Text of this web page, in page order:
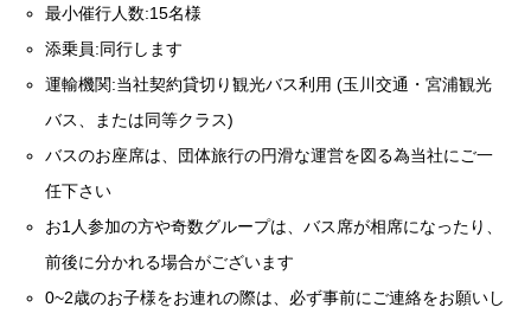
最小催行人数:15名様
添乗員:同行します
運輸機関:当社契約貸切り観光バス利用 (玉川交通・宮浦観光
バス、または同等クラス)
バスのお座席は、団体旅行の円滑な運営を図る為当社にご一
任下さい
お1人参加の方や奇数グループは、バス席が相席になったり、
前後に分かれる場合がございます
0~2歳のお子様をお連れの際は、必ず事前にご連絡をお願いし